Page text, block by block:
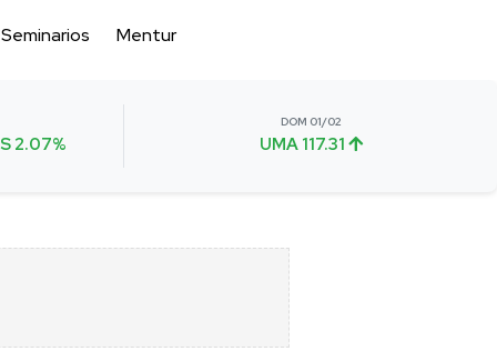
Seminarios Mentur
2.07%
DOM 01/02
UMA 117.31